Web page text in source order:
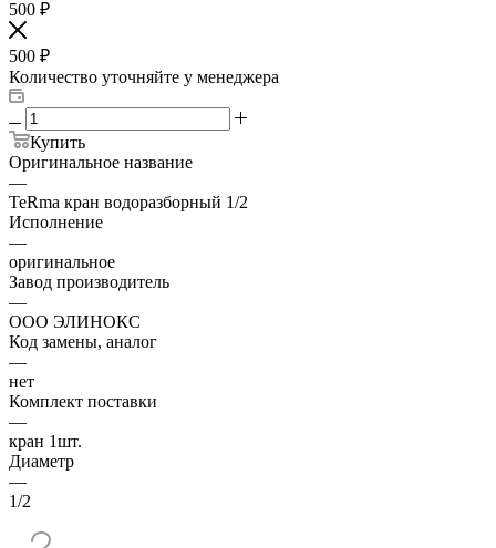
500 ₽
500 ₽
Количество уточняйте у менеджера
Купить
Оригинальное название
—
TeRma кран водоразборный 1/2
Исполнение
—
оригинальное
Завод производитель
—
ООО ЭЛИНОКС
Код замены, аналог
—
нет
Комплект поставки
—
кран 1шт.
Диаметр
—
1/2